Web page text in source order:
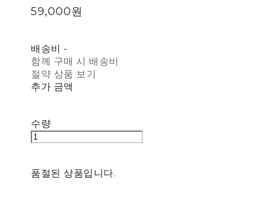
59,000원
배송비 -
함께 구매 시 배송비
절약 상품 보기
추가 금액
수량
품절된 상품입니다.